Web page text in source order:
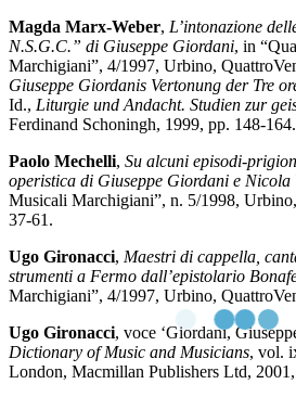
Magda Marx-Weber, L’intonazione
N.S.G.C.” di Giuseppe Giordani, in
Marchigiani”, 4/1997, Urbino,
Giuseppe Giordanis Vertonung der Tre
Id., Liturgie und Andacht. Studien zur
Ferdinand Schoningh, 1999, pp. 148-164.
Paolo Mechelli, Su alcuni episodi-
operistica di Giuseppe Giordani e Nicola
Musicali Marchigiani”, n. 5/1998,
37-61.
Ugo Gironacci, Maestri di cappella,
strumenti a Fermo dall’epistolario
Marchigiani”, 4/1997, Urbino,
Ugo Gironacci, voce ‘Giordani,
Dictionary of Music and Musicians, vol.
London, Macmillan Publishers Ltd,